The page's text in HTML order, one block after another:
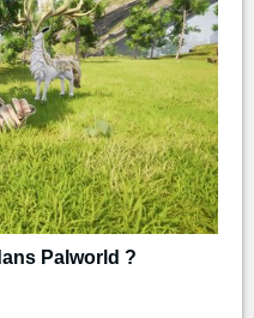
Palworld ?